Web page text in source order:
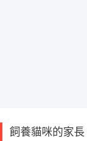
飼養貓咪的家